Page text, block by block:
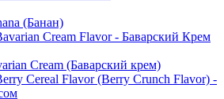
(Банан)
Cream (Баварский крем)